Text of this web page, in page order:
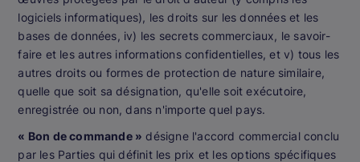
logiciels informatiques), les droits sur les données et les
bases de données, iv) les secrets commerciaux, le savoir-
faire et les autres informations confidentielles, et v) tous les
autres droits ou formes de protection de nature similaire,
quelle que soit sa désignation, qu'elle soit exécutoire,
enregistrée ou non, dans n'importe quel pays.
« Bon de commande » désigne l'accord commercial conclu
par les Parties qui définit les prix et les options spécifiques